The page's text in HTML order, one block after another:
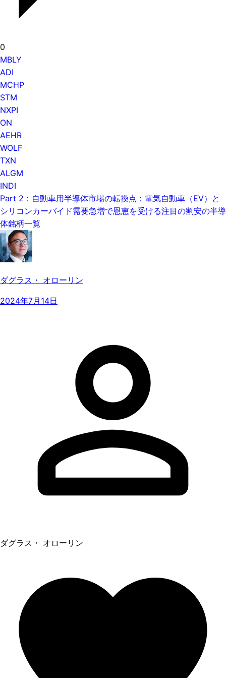
0
MBLY
ADI
MCHP
STM
NXPI
ON
AEHR
WOLF
TXN
ALGM
INDI
Part 2：自動車用半導体市場の転換点：電気自動車（EV）と
シリコンカーバイド需要急増で恩恵を受ける注目の割安の半導
体銘柄一覧
ダグラス・ オローリン
2024年7月14日
ダグラス・ オローリン